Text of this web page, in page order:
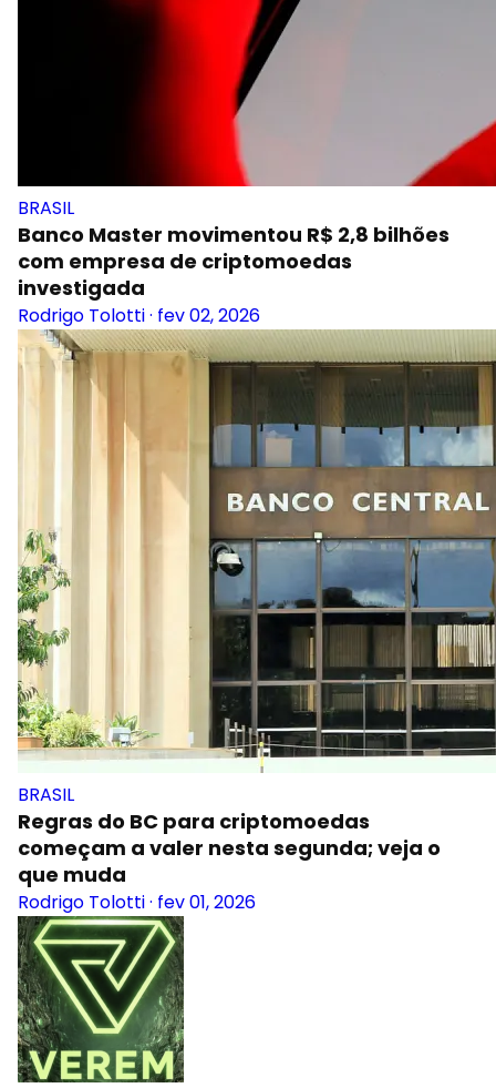
BRASIL
Banco Master movimentou R$ 2,8 bilhões
com empresa de criptomoedas
investigada
Rodrigo Tolotti· fev 02, 2026
BRASIL
Regras do BC para criptomoedas
começam a valer nesta segunda; veja o
que muda
Rodrigo Tolotti· fev 01, 2026